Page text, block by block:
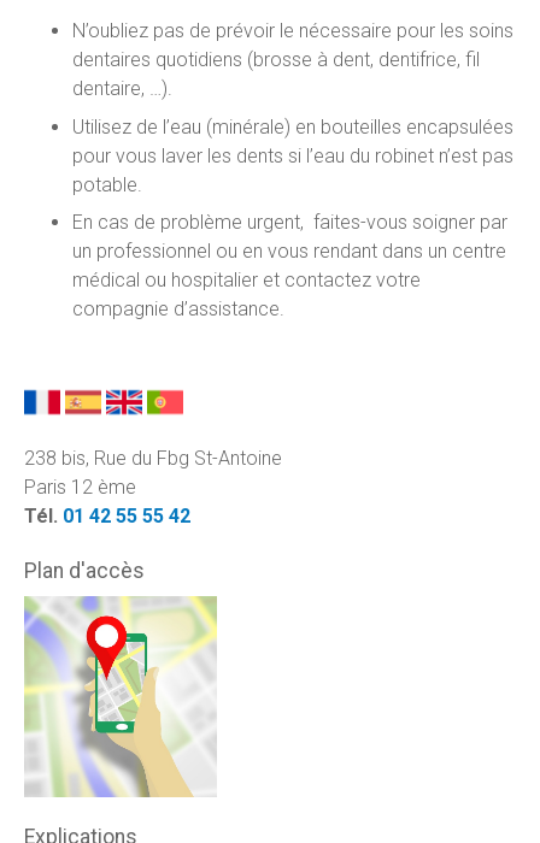
N’oubliez pas de prévoir le nécessaire pour les soins
dentaires quotidiens (brosse à dent, dentifrice, fil
dentaire, …).
Utilisez de l’eau (minérale) en bouteilles encapsulées
pour vous laver les dents si l’eau du robinet n’est pas
potable.
En cas de problème urgent, faites-vous soigner par
un professionnel ou en vous rendant dans un centre
médical ou hospitalier et contactez votre
compagnie d’assistance.
238 bis, Rue du Fbg St-Antoine
Paris 12 ème
Tél. 01 42 55 55 42
Plan d'accès
Explications